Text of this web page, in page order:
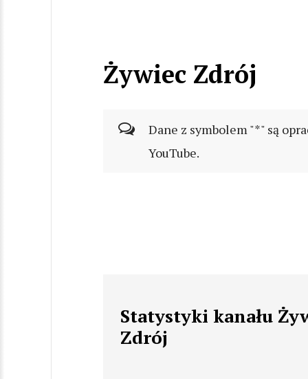
Żywiec Zdrój
Dane z symbolem "*" są
YouTube.
Statystyki kanału
Zdrój